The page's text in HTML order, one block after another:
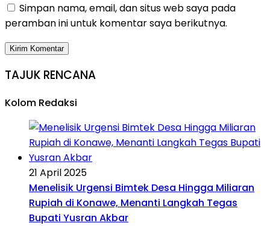
Simpan nama, email, dan situs web saya pada
peramban ini untuk komentar saya berikutnya.
TAJUK RENCANA
Kolom Redaksi
21 April 2025
Menelisik Urgensi Bimtek Desa Hingga Miliaran
Rupiah di Konawe, Menanti Langkah Tegas
Bupati Yusran Akbar